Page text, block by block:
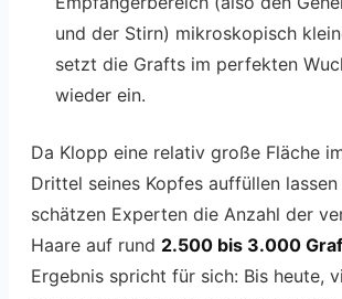
und der Stirn) mikroskopisch
setzt die Grafts im perfekten
wieder ein.
Da Klopp eine relativ große Fläche
Drittel seines Kopfes auffüllen lassen
schätzen Experten die Anzahl der
Haare auf rund 2.500 bis 3.000
Ergebnis spricht für sich: Bis heute,